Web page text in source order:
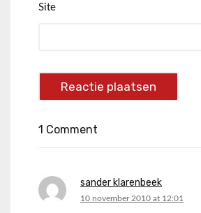
Site
1 Comment
sander klarenbeek
says:
10 november 2010 at 12:01